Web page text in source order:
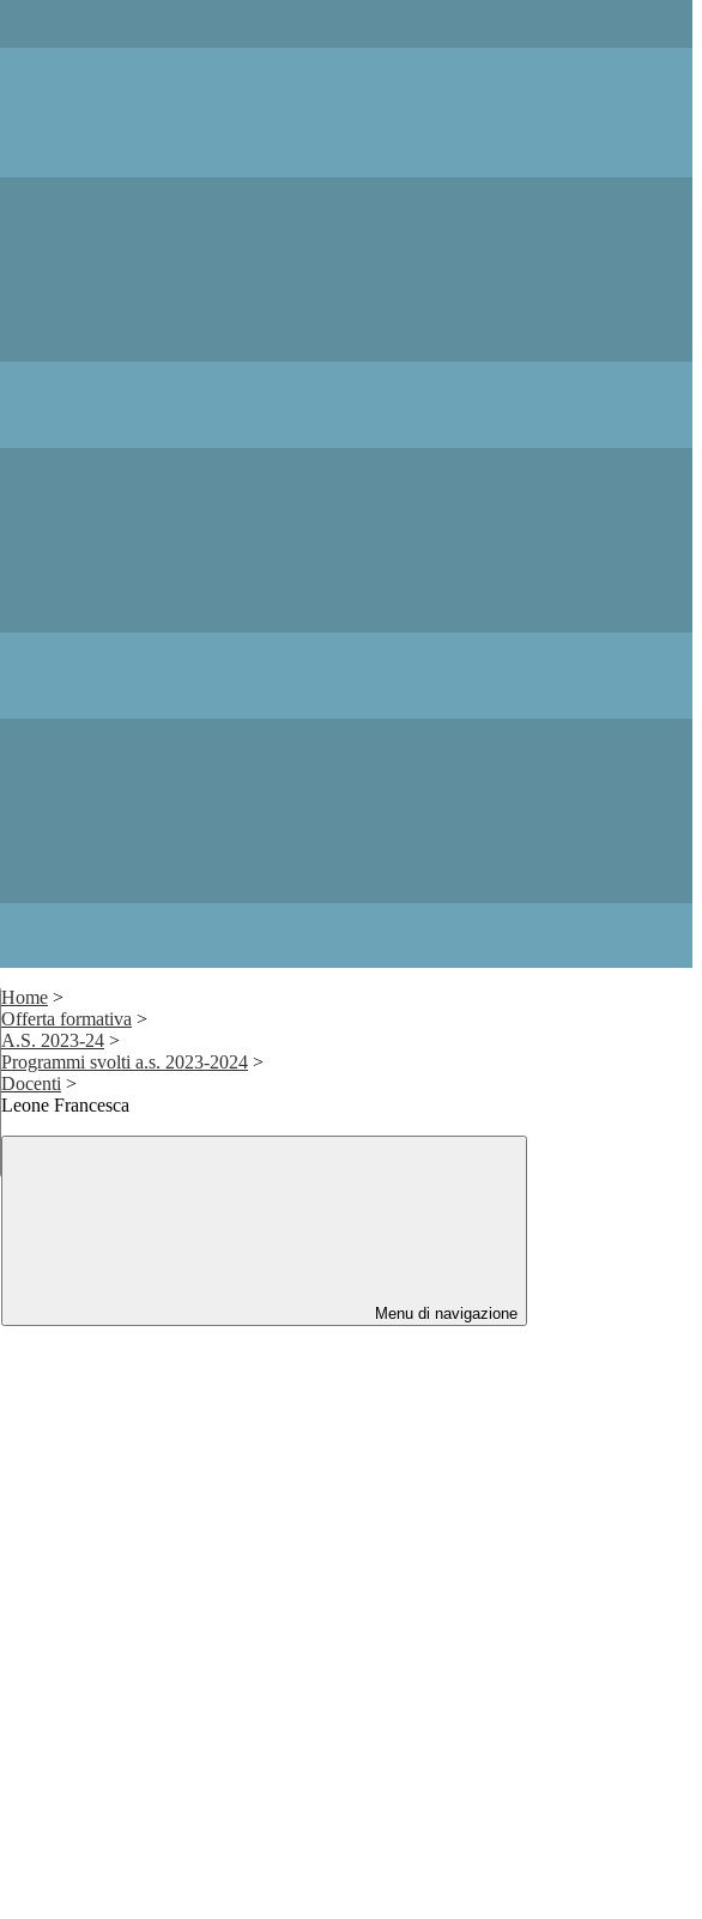
Home >
Offerta formativa >
A.S. 2023-24 >
Programmi svolti a.s. 2023-2024 >
Docenti >
Leone Francesca
Menu di navigazione